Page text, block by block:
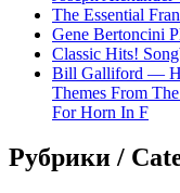
The Essential
Gene Bertoncini
Classic Hits!
Bill Galliford —
Themes From
For Horn In F
Рубрики /